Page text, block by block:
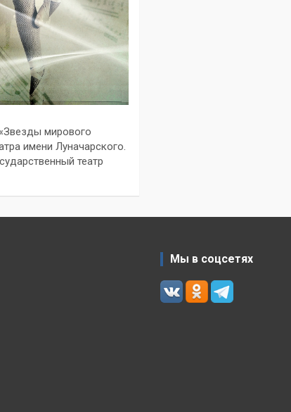
мирового
имени Луначарского.
театр
Мы в соцсетях